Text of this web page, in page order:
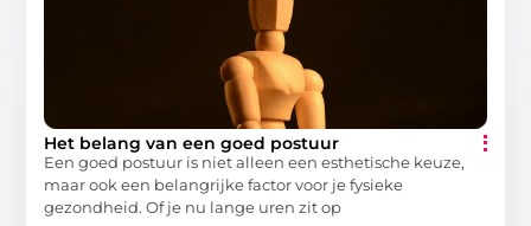
Het belang van een goed postuur
Een goed postuur is niet alleen een esthetische keuze,
maar ook een belangrijke factor voor je fysieke
gezondheid. Of je nu lange uren zit op